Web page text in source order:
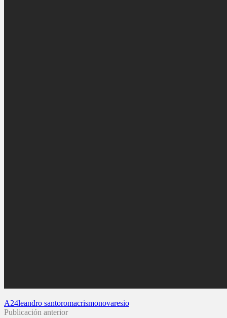
A24leandro santoromacrismonovaresio
Publicación anterior